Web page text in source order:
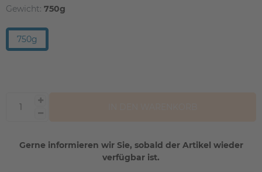
Gewicht: 750g
750g
Gerne informieren wir Sie, sobald der Artikel wieder
verfügbar ist.